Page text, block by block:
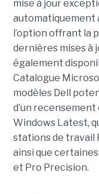
mise à jour
automatiquement
l’option offrant la
dernières mises à
également
Catalogue
modèles Dell
d’un
Windows Latest,
stations de travail
ainsi que
et Pro Precision.